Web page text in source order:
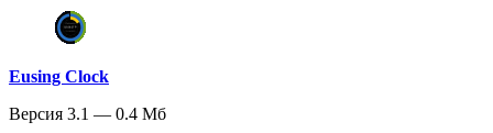
Eusing Clock
Версия 3.1 — 0.4 Мб